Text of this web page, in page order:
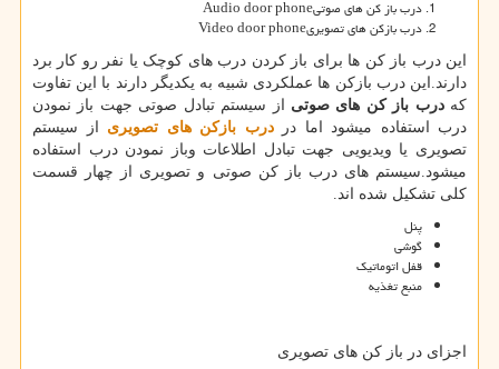
درب باز کن های صوتیAudio door phone
درب بازکن های تصویریVideo door phone
این درب باز کن ها برای باز کردن درب های کوچک یا نفر رو کار برد
دارند.این درب بازکن ها عملکردی شبیه به یکدیگر دارند با این تفاوت
کهدرب باز کن های صوتی از سیستم تبادل صوتی جهت باز نمودن
درب استفاده میشود اما دردرب بازکن های تصویری از سیستم
تصویری یا ویدیویی جهت تبادل اطلاعات وباز نمودن درب استفاده
میشود.سیستم های درب باز کن صوتی و تصویری از چهار قسمت
کلی تشکیل شده اند.
پنل
گوشی
قفل اتوماتیک
منبع تغذیه
اجزای در باز کن های تصویری